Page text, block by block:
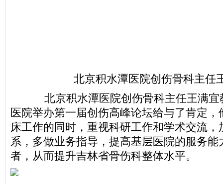
北京积水潭医院创伤骨科主任
北京积水潭医院创伤骨科主任王满宜
医院举办第一届创伤高峰论坛给与了肯定
床工作的同时，重视科研工作和学术交流，
系，多做业务指导，提高基层医院的服务
者，从而提升吉林省骨伤科整体水平。